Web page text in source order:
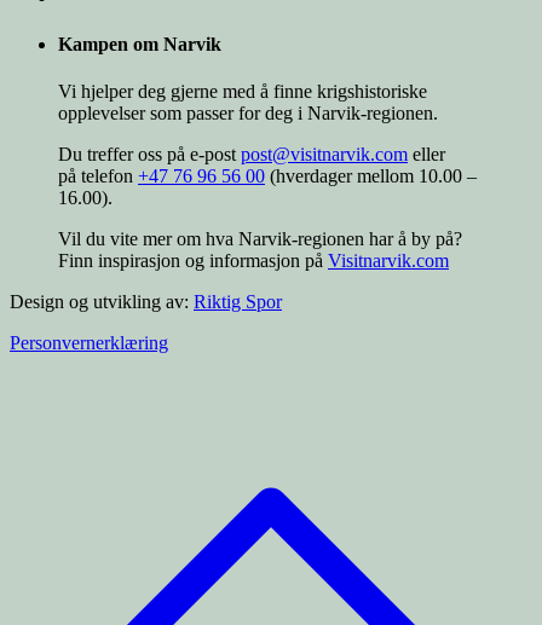
Kampen om Narvik
Vi hjelper deg gjerne med å finne krigshistoriske
opplevelser som passer for deg i Narvik-regionen.
Du treffer oss på e-post post@visitnarvik.com eller
på telefon +47 76 96 56 00 (hverdager mellom 10.00 –
16.00).
Vil du vite mer om hva Narvik-regionen har å by på?
Finn inspirasjon og informasjon på Visitnarvik.com
Design og utvikling av: Riktig Spor
Personvernerklæring